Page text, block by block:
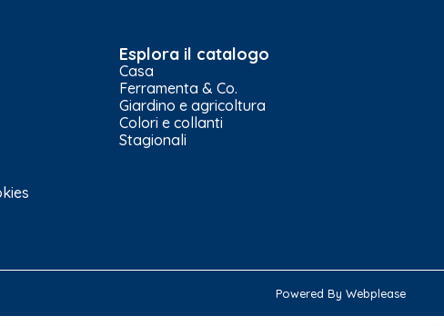
Esplora il catalogo
Casa
Ferramenta & Co.
Giardino e agricoltura
Colori e collanti
Stagionali
Powered By Webplease